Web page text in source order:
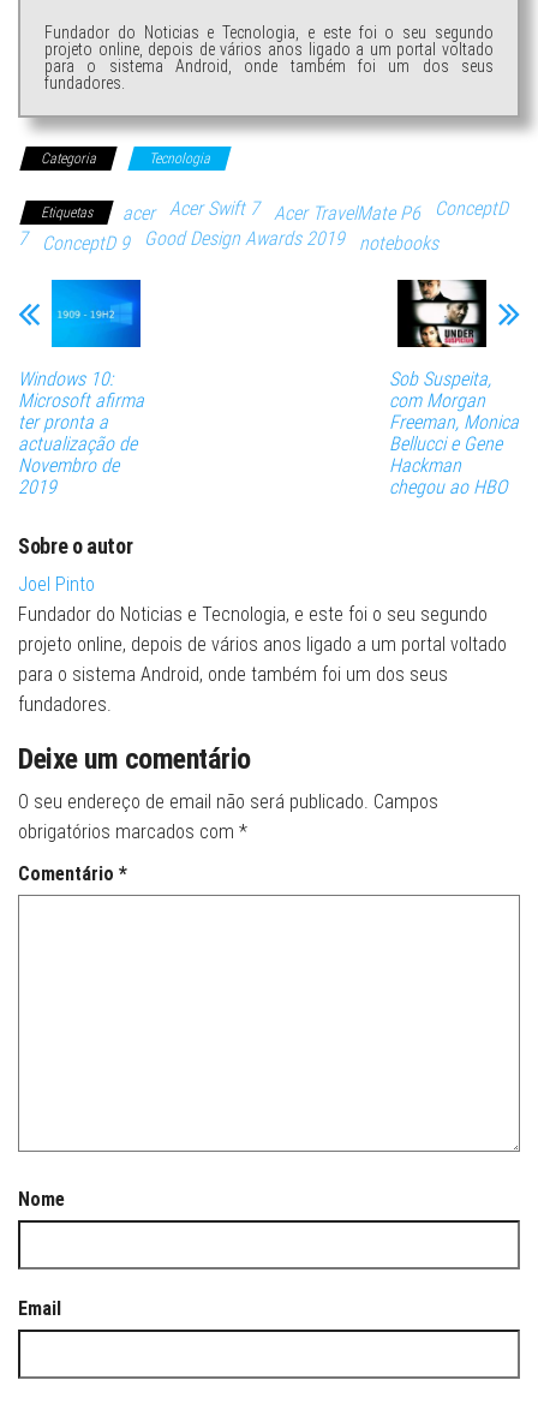
Fundador do Noticias e Tecnologia, e este foi o seu segundo
projeto online, depois de vários anos ligado a um portal voltado
para o sistema Android, onde também foi um dos seus
fundadores.
Categoria Tecnologia
Etiquetas acer Acer Swift 7 Acer TravelMate P6
ConceptD
7
ConceptD 9 Good Design Awards 2019 notebooks
Windows 10:
Microsoft afirma
ter pronta a
actualização de
Novembro de
2019
Sob Suspeita,
com Morgan
Freeman, Monica
Bellucci e Gene
Hackman
chegou ao HBO
Sobre o autor
Joel Pinto
Fundador do Noticias e Tecnologia, e este foi o seu segundo
projeto online, depois de vários anos ligado a um portal voltado
para o sistema Android, onde também foi um dos seus
fundadores.
Deixe um comentário
O seu endereço de email não será publicado. Campos
obrigatórios marcados com *
Comentário *
Nome
Email